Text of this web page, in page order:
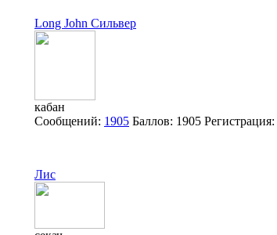
Long John Сильвер
кабан
Сообщений: 1905 Баллов: 1905 Регистрация:
Лис